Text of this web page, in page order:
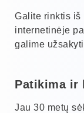
Galite rinktis iš
internetinėje
galime
Patikima ir
Jau 30 metų